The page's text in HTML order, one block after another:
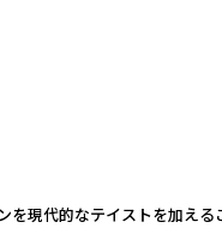
現代的なテイストを加える